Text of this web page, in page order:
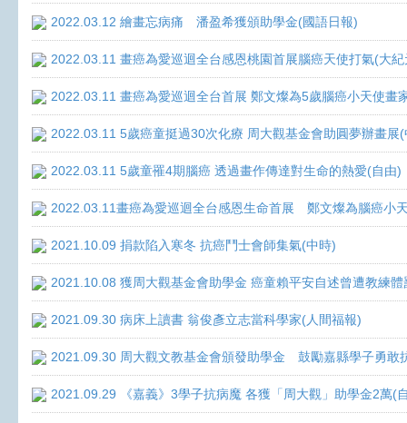
2022.03.12 繪畫忘病痛 潘盈希獲頒助學金(國語日報)
2022.03.11 畫癌為愛巡迴全台感恩桃園首展腦癌天使打氣(大紀
2022.03.11 畫癌為愛巡迴全台首展 鄭文燦為5歲腦癌小天使畫
2022.03.11 5歲癌童挺過30次化療 周大觀基金會助圓夢辦畫展
2022.03.11 5歲童罹4期腦癌 透過畫作傳達對生命的熱愛(自由)
2022.03.11畫癌為愛巡迴全台感恩生命首展 鄭文燦為腦癌小
2021.10.09 捐款陷入寒冬 抗癌鬥士會師集氣(中時)
2021.10.08 獲周大觀基金會助學金 癌童賴平安自述曾遭教練體
2021.09.30 病床上讀書 翁俊彥立志當科學家(人間福報)
2021.09.30 周大觀文教基金會頒發助學金 鼓勵嘉縣學子勇敢
2021.09.29 《嘉義》3學子抗病魔 各獲「周大觀」助學金2萬(